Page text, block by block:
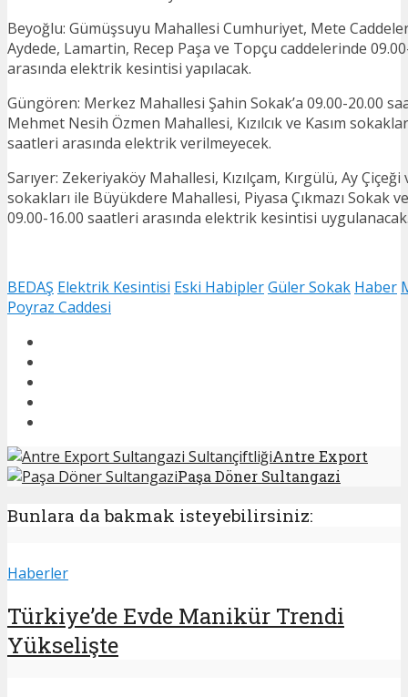
Beyoğlu: Gümüşsuyu Mahallesi Cumhuriyet, Mete
Aydede, Lamartin, Recep Paşa ve Topçu caddelerinde
arasında elektrik kesintisi yapılacak.
Güngören: Merkez Mahallesi Şahin Sokak’a 09.00-20.00
Mehmet Nesih Özmen Mahallesi, Kızılcık ve Kasım
saatleri arasında elektrik verilmeyecek.
Sarıyer: Zekeriyaköy Mahallesi, Kızılçam, Kırgülü, Ay
sokakları ile Büyükdere Mahallesi, Piyasa Çıkmazı Sokak
09.00-16.00 saatleri arasında elektrik kesintisi
BEDAŞ Elektrik Kesintisi Eski HabiplerGüler Sokak Haber
Poyraz Caddesi
Antre Export
Paşa Döner Sultangazi
Bunlara da bakmak isteyebilirsiniz:
Haberler
Türkiye’de Evde Manikür Trendi
Yükselişte